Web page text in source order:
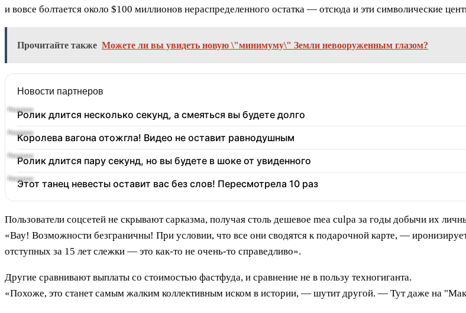
и вовсе болтается около $100 миллионов нераспределенного остатка — отсюда и эти символические
Прочитайте также Можете ли вы увидеть новую \"минимуму\" Земли невооруженным глазом?
Новости партнеров
Ролик длится несколько секунд, а смеяться вы будете долго
Королева вагона отожгла! Видео не оставит равнодушным
Ролик длится пару секунд, но вы будете в шоке от увиденного
Этот танец невесты оставит вас без слов! Пересмотрела 10 раз
Пользователи соцсетей не скрывают сарказма, получая столь дешевое mea culpa за годы добычи их
«Вау! Возможности безграничны! При условии, что все они сводятся к подарочной карте, —
отступных за 15 лет слежки — это как-то не очень-то справедливо».
Другие сравнивают выплаты со стоимостью фастфуда, и сравнение не в пользу техногиганта.
«Похоже, это станет самым жалким коллективным иском в истории, — шутит другой. — Тут даже на